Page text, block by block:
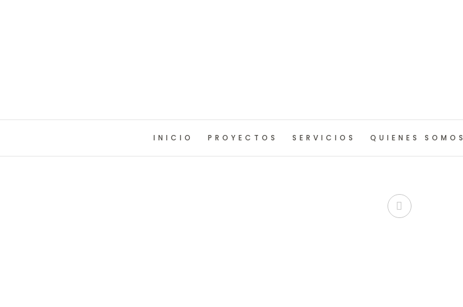
INICIO PROYECTOS SERVICIOS QUIENES SOMOS